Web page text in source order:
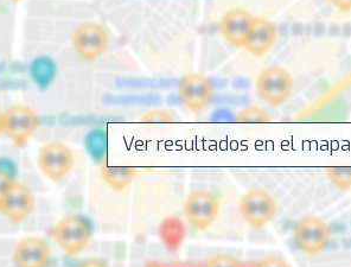
Ver resultados en el mapa